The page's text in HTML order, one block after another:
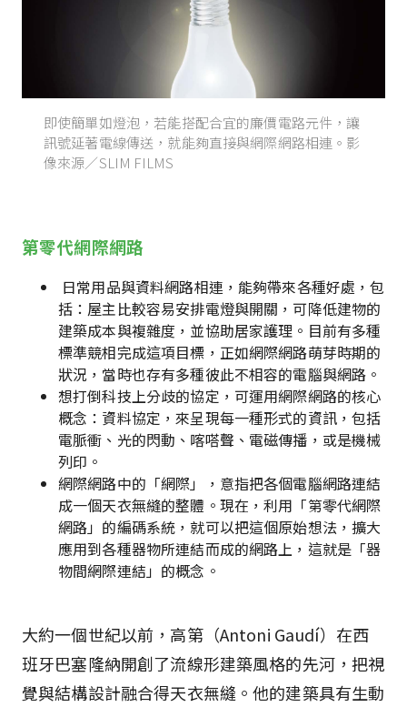
即使簡單如燈泡，若能搭配合宜的廉價電路元件，讓
訊號延著電線傳送，就能夠直接與網際網路相連。影
像來源／SLIM FILMS
第零代網際網路
日常用品與資料網路相連，能夠帶來各種好處，包
括：屋主比較容易安排電燈與開關，可降低建物的
建築成本與複雜度，並協助居家護理。目前有多種
標準競相完成這項目標，正如網際網路萌芽時期的
狀況，當時也存有多種彼此不相容的電腦與網路。
想打倒科技上分歧的協定，可運用網際網路的核心
概念：資料協定，來呈現每一種形式的資訊，包括
電脈衝、光的閃動、喀嗒聲、電磁傳播，或是機械
列印。
網際網路中的「網際」，意指把各個電腦網路連結
成一個天衣無縫的整體。現在，利用「第零代網際
網路」的編碼系統，就可以把這個原始想法，擴大
應用到各種器物所連結而成的網路上，這就是「器
物間網際連結」的概念。
大約一個世紀以前，高第（Antoni Gaudí）在西
班牙巴塞隆納開創了流線形建築風格的先河，把視
覺與結構設計融合得天衣無縫。他的建築具有生動